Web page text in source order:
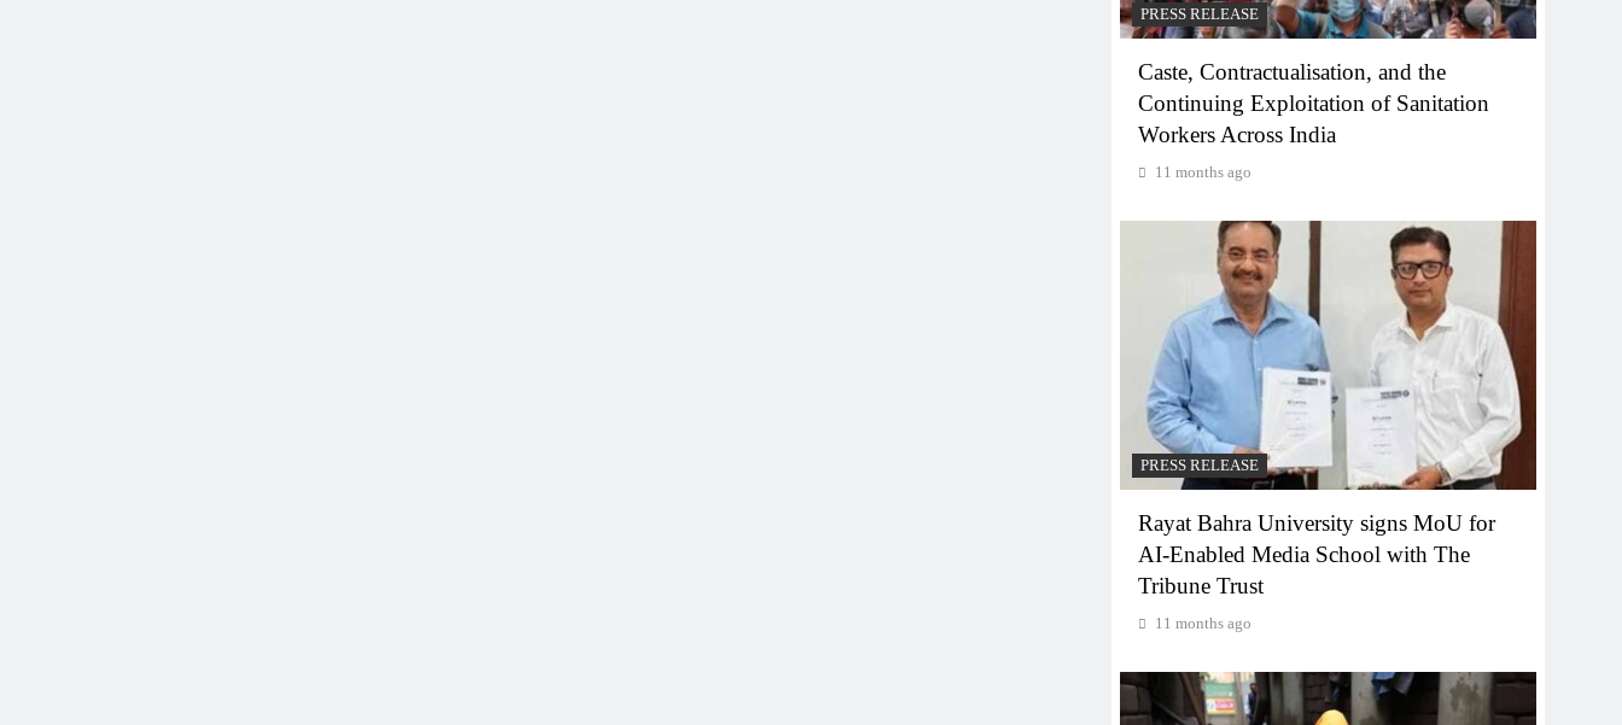
PRESS RELEASE
Caste, Contractualisation, and the
Continuing Exploitation of Sanitation
Workers Across India
11 months ago
PRESS RELEASE
Rayat Bahra University signs MoU for
AI-Enabled Media School with The
Tribune Trust
11 months ago